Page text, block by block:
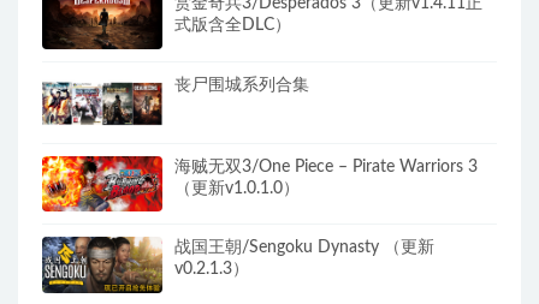
赏金奇兵3/Desperados 3（更新v1.4.11正
式版含全DLC）
丧尸围城系列合集
海贼无双3/One Piece – Pirate Warriors 3
（更新v1.0.1.0）
战国王朝/Sengoku Dynasty （更新
v0.2.1.3）